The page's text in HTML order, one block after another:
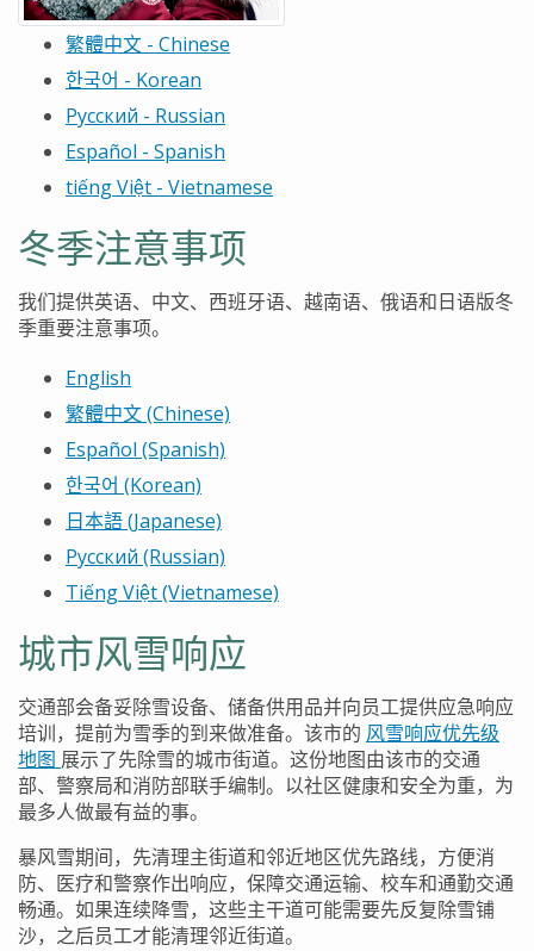
繁體中文 - Chinese
한국어 - Korean
Русский - Russian
Español - Spanish
tiếng Việt - Vietnamese
冬季注意事项
我们提供英语、中文、西班牙语、越南语、俄语和日语版冬
季重要注意事项。
English
繁體中文(Chinese)
Español (Spanish)
한국어 (Korean)
日本語(Japanese)
Русский (Russian)
Tiếng Việt (Vietnamese)
城市风雪响应
交通部会备妥除雪设备、储备供用品并向员工提供应急响应
培训，提前为雪季的到来做准备。该市的 风雪响应优先级
地图 展示了先除雪的城市街道。这份地图由该市的交通
部、警察局和消防部联手编制。以社区健康和安全为重，为
最多人做最有益的事。
暴风雪期间，先清理主街道和邻近地区优先路线，方便消
防、医疗和警察作出响应，保障交通运输、校车和通勤交通
畅通。如果连续降雪，这些主干道可能需要先反复除雪铺
沙，之后员工才能清理邻近街道。